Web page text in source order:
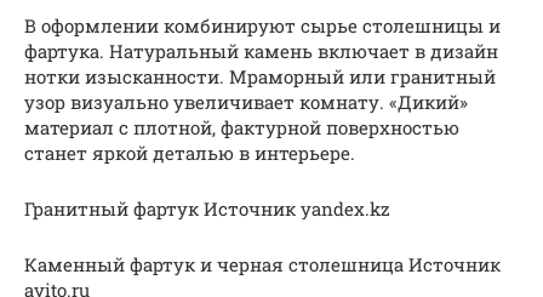
В оформлении комбинируют сырье столешницы и
фартука. Натуральный камень включает в дизайн
нотки изысканности. Мраморный или гранитный
узор визуально увеличивает комнату. «Дикий»
материал с плотной, фактурной поверхностью
станет яркой деталью в интерьере.
Гранитный фартук Источник yandex.kz
Каменный фартук и черная столешница Источник
avito.ru